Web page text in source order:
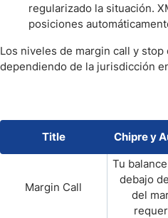
regularizado la situación.
posiciones
Los niveles de margin call y
dependiendo de la jurisdicción
Title Chipre y
Margin Call
Tu
debajo
del